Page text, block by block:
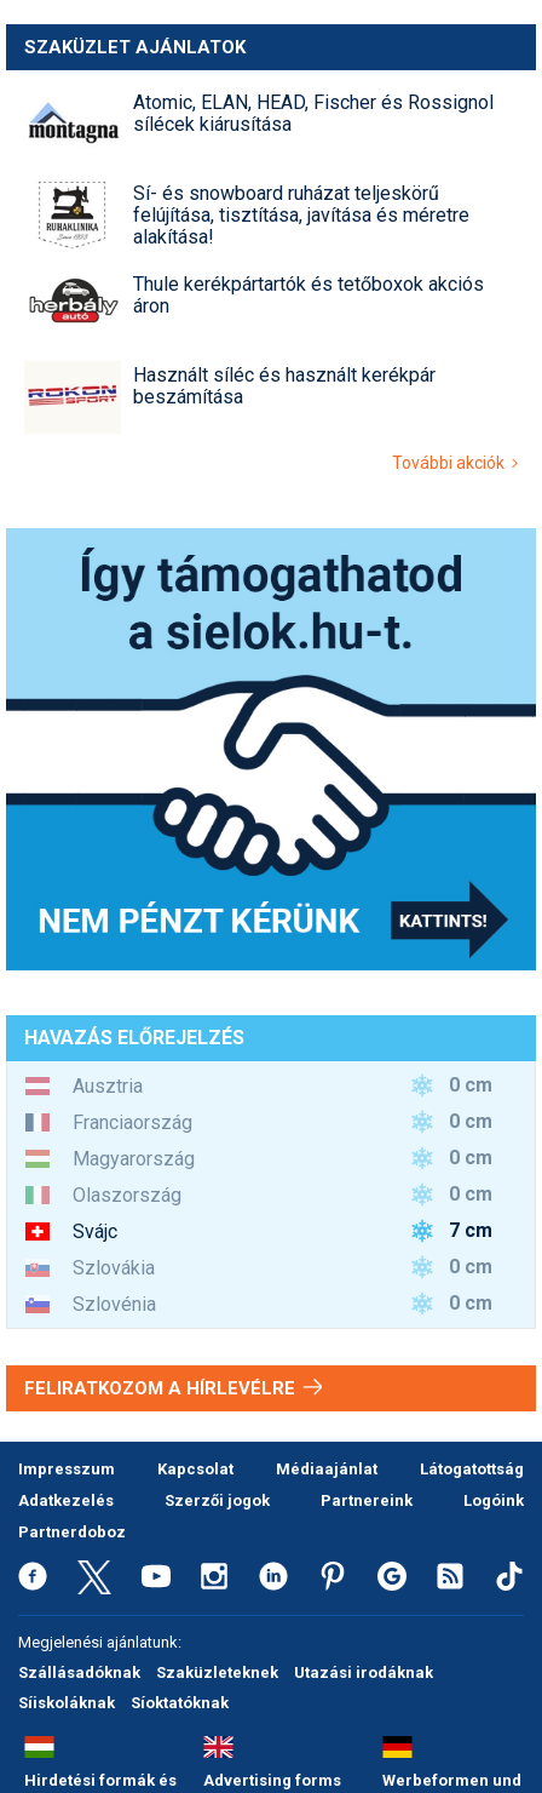
SZAKÜZLET AJÁNLATOK
Atomic, ELAN, HEAD, Fischer és Rossignol
sílécek kiárusítása
Sí- és snowboard ruházat teljeskörű
felújítása, tisztítása, javítása és méretre
alakítása!
Thule kerékpártartók és tetőboxok akciós
áron
Használt síléc és használt kerékpár
beszámítása
További akciók
HAVAZÁS ELŐREJELZÉS
Ausztria
0 cm
Franciaország
0 cm
Magyarország
0 cm
Olaszország
0 cm
Svájc
7 cm
Szlovákia
0 cm
Szlovénia
0 cm
FELIRATKOZOM A HÍRLEVÉLRE
Impresszum Kapcsolat Médiaajánlat
Látogatottság
Adatkezelés
Szerzői jogok Partnereink
Logóink
Partnerdoboz
Megjelenési ajánlatunk:
Szállásadóknak
Szaküzleteknek
Utazási irodáknak
Síiskoláknak
Síoktatóknak
Hirdetési formák és
Advertising forms
Werbeformen und